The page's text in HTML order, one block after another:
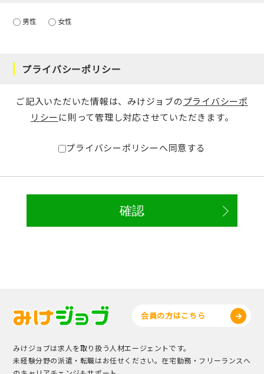
男性 女性
プライバシーポリシー
ご記入いただいた情報は、みけジョブのプライバシーポ
リシー に則って管理し対応させていただきます。
プライバシーポリシーへ同意する
会員の方はこちら
みけジョブは求人を取り扱う人材エージェントです。
未経験分野の派遣・転職はお任せください。在宅勤務・フリーランスへ